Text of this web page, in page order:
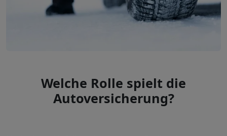
Welche Rolle spielt die
Autoversicherung?